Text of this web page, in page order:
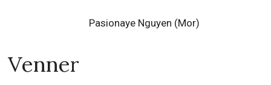
Pasionaye Nguyen (Mor)
Venner